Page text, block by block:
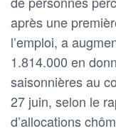
après une
l’emploi, a
1.814.000 en
saisonnières au
27 juin, selon le
d’allocations